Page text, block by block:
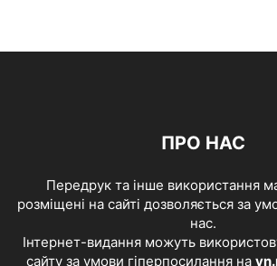
ПРО НАС
Передрук та інше використання
розміщені на сайті дозволяється за
нас.
Інтернет-видання можуть
сайту за умови гіперпосилання на